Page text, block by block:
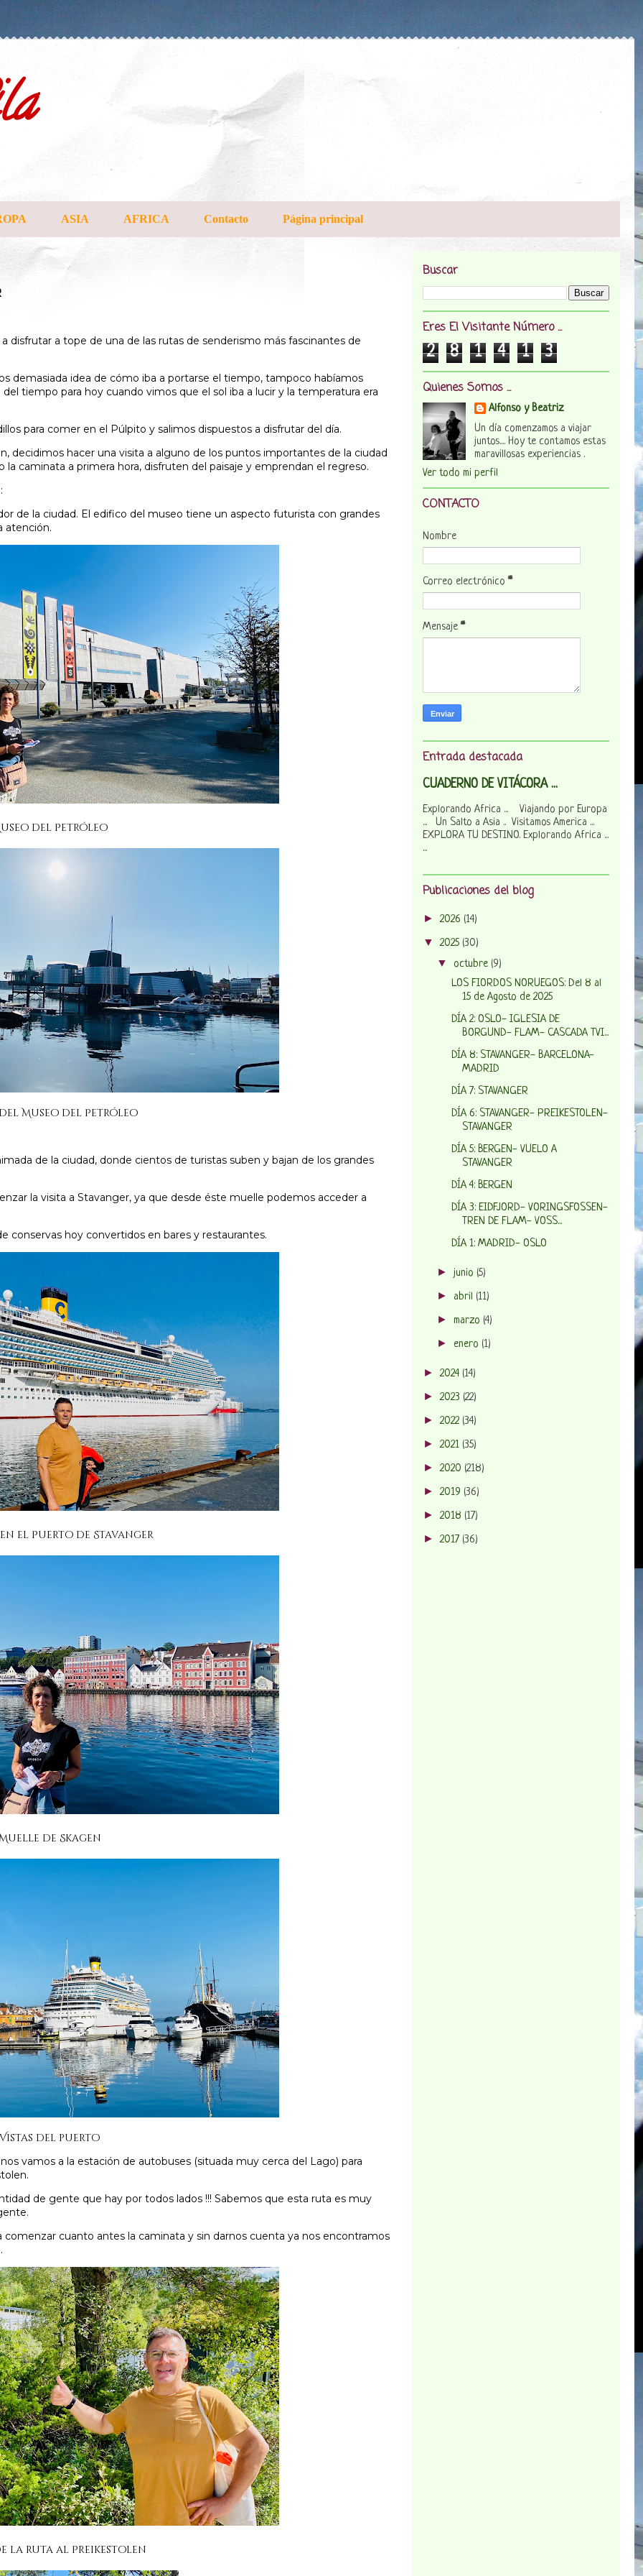
ASIA AFRICA Contacto Página principal
disfrutar a tope de una de las rutas de senderismo más fascinantes de
demasiada idea de cómo iba a portarse el tiempo, tampoco habíamos
tiempo para hoy cuando vimos que el sol iba a lucir y la temperatura era
para comer en el Púlpito y salimos dispuestos a disfrutar del día.
decidimos hacer una visita a alguno de los puntos importantes de la ciudad
caminata a primera hora, disfruten del paisaje y emprendan el regreso.
de la ciudad. El edifico del museo tiene un aspecto futurista con grandes
atención.
del Petróleo
Museo del Petróleo
de la ciudad, donde cientos de turistas suben y bajan de los grandes
la visita a Stavanger, ya que desde éste muelle podemos acceder a
conservas hoy convertidos en bares y restaurantes.
el Puerto de Stavanger
de Skagen
Vistas del puerto
vamos a la estación de autobuses (situada muy cerca del Lago) para
de gente que hay por todos lados !!! Sabemos que esta ruta es muy
cuanto antes la caminata y sin darnos cuenta ya nos encontramos
la ruta al Preikestolen
Buscar
Eres El Visitante Número ...
2 8 1 4 1 3
Quienes Somos ...
Alfonso y Beatriz
Un día comenzamos a viajar
juntos.... Hoy te contamos estas
maravillosas experiencias .
Ver todo mi perfil
CONTACTO
Nombre
Correo electrónico*
Mensaje*
Entrada destacada
CUADERNO DE VITÁCORA ...
Explorando Africa ... Viajando por Europa
... Un Salto a Asia .. Visitamos America ...
EXPLORA TU DESTINO. Explorando Africa ...
...
Publicaciones del blog
► 2026 (14)
▼ 2025 (30)
▼ octubre (9)
LOS FIORDOS NORUEGOS: Del 8 al
15 de Agosto de 2025
DÍA 2: OSLO- IGLESIA DE
BORGUND- FLAM- CASCADA TVI...
DÍA 8: STAVANGER- BARCELONA-
MADRID
DÍA 7: STAVANGER
DÍA 6: STAVANGER- PREIKESTOLEN-
STAVANGER
DÍA 5: BERGEN- VUELO A
STAVANGER
DÍA 4: BERGEN
DÍA 3: EIDFJORD- VORINGSFOSSEN-
TREN DE FLAM- VOSS...
DÍA 1: MADRID- OSLO
►junio (5)
► abril (11)
►marzo (4)
► enero (1)
► 2024 (14)
► 2023 (22)
► 2022 (34)
► 2021 (35)
► 2020 (218)
► 2019 (36)
► 2018 (17)
► 2017 (36)